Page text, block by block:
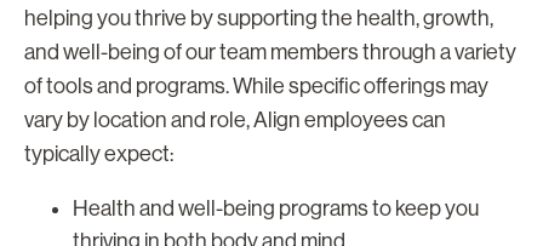
helping you thrive by supporting the health, growth,
and well-being of our team members through a variety
of tools and programs. While specific offerings may
vary by location and role, Align employees can
typically expect:
Health and well-being programs to keep you